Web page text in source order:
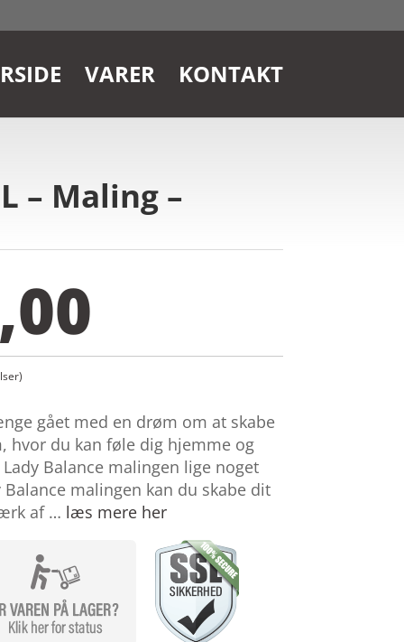
VARER KONTAKT
– Maling –
gået med en drøm om at skabe
hvor du kan føle dig hjemme og
Balance malingen lige noget
malingen kan du skabe dit
af … læs mere her